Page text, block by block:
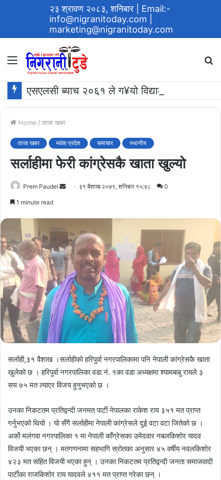
२३ श्रावण २०८३, शनिबार
| Email:-
info@nigranitoday.com
marketing@nigranitoday.com
Menu
Home / ताजा खबर
ताजा खबर मधेश प्रदेश समाचार स्थानीय
सर्लाहीमा फेरी कांग्रेसकै खाता खुल्यो
Prem Paudel
Send ३१ बैशाख २०७९, शनिबार १५:४८ 0
1 minute read
सर्लाही,३१ वैशाख ।सर्लाहीको हरिपुर्वा नगरपालिकामा पनि नेपाली कांग्रेसकै खाता
खुलेको छ । हरिपुर्वा नगरपालिका वडा नं. १का वडा अध्यक्षमा श्यामबाबु रायले ३
सय ७५ मत ल्याएर विजय हुनुभएको छ ।
उनका निकटतम प्रतिद्वन्दी जनमत पार्टी नेपालका राकेश राय ३५१ मत प्राप्त
गर्नुभएको थियो । यो सँगै सर्लाहीमा नेपाली कांग्रेसले दुई वटा वटा जितेको छ ।
अर्को मलंगवा नगरपालिका १ मा नेपाली काँग्रेसका उमेदवार नबलकिशोर यादव
विजयी भएका छन् । मतगणनामा सहभागि स्रोतका अनुसार ४५ वर्षीय नवलकिशोर
४२३ मत सहित विजयी भएका हुन् । उनका निकटतम प्रतिद्वन्दी जनता समाजवादी
पार्टीका राजकिशोर राय यादवले ४११ मत प्राप्त गरेका छन् ।